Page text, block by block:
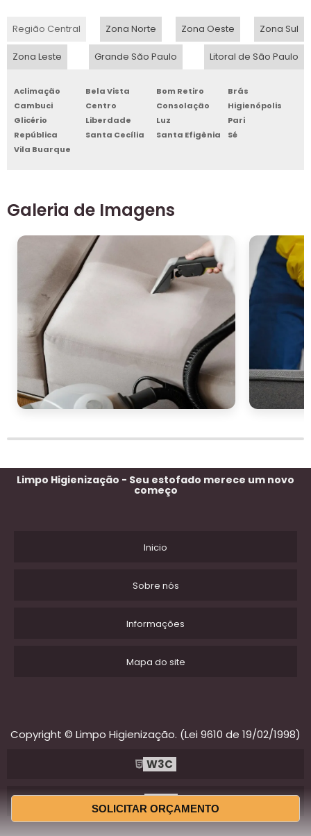
SOLICITAR ORÇAMENTO
Região Central Zona Norte Zona Oeste Zona Sul
Zona Leste Grande São Paulo Litoral de São Paulo
Aclimação Bela Vista Bom Retiro
Brás
Cambuci
Centro Consolação
Higienópolis
Glicério
Liberdade Luz
Pari
República
Santa Cecília Santa Efigênia
Sé
Vila Buarque
Galeria de Imagens
Limpo Higienização - Seu estofado merece um novo
começo
Inicio
Sobre nós
Informações
Mapa do site
Copyright © Limpo Higienização. (Lei 9610 de 19/02/1998)
W3C
W3C